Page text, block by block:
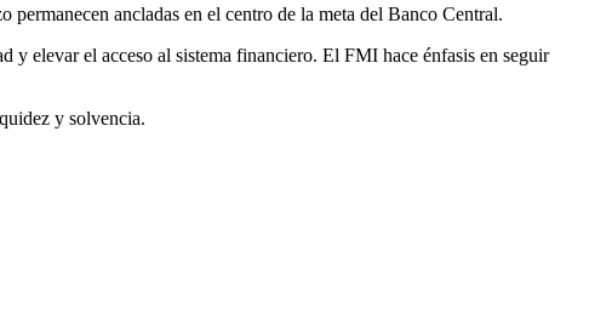
ancladas en el centro de la meta del Banco Central.
elevar el acceso al sistema financiero. El FMI hace énfasis en seguir
y solvencia.